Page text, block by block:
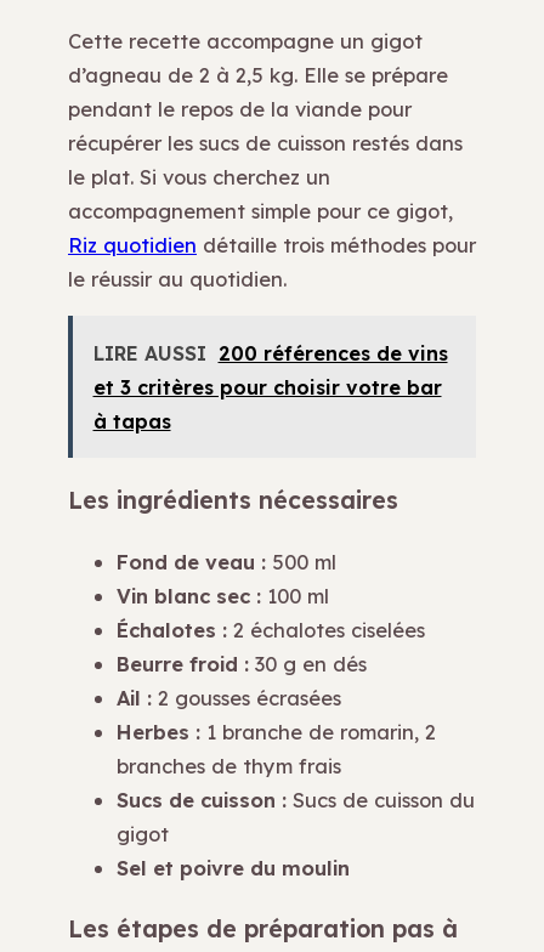
Cette recette accompagne un gigot
d’agneau de 2 à 2,5 kg. Elle se prépare
pendant le repos de la viande pour
récupérer les sucs de cuisson restés dans
le plat. Si vous cherchez un
accompagnement simple pour ce gigot,
Riz quotidien détaille trois méthodes pour
le réussir au quotidien.
LIRE AUSSI 200 références de vins
et 3 critères pour choisir votre bar
à tapas
Les ingrédients nécessaires
Fond de veau : 500 ml
Vin blanc sec : 100 ml
Échalotes : 2 échalotes ciselées
Beurre froid : 30 g en dés
Ail : 2 gousses écrasées
Herbes : 1 branche de romarin, 2
branches de thym frais
Sucs de cuisson : Sucs de cuisson du
gigot
Sel et poivre du moulin
Les étapes de préparation pas à